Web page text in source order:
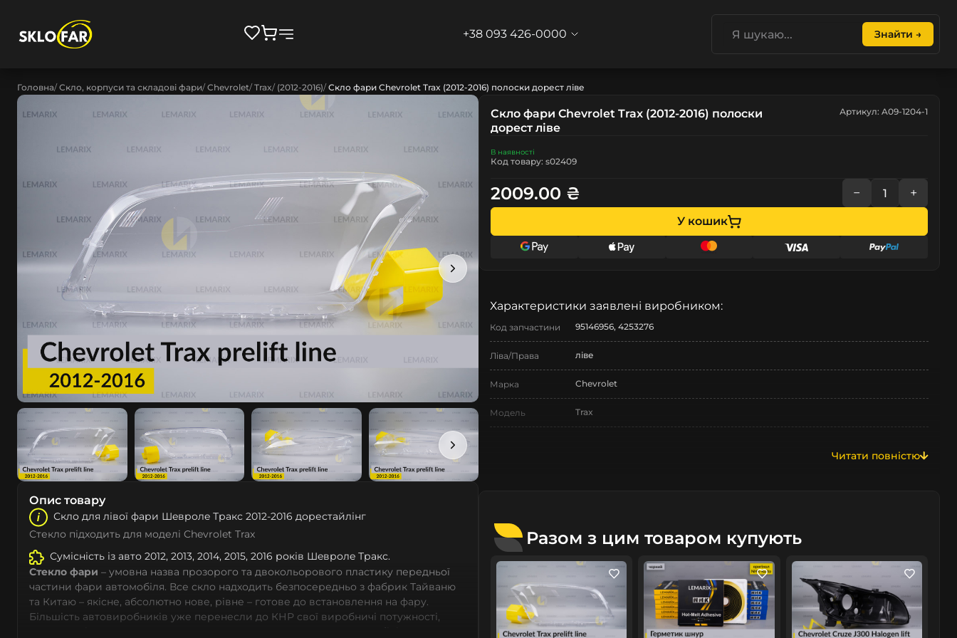
+38 093 426-0000 Знайти →
Головна Скло, корпуси та складові фари Chevrolet Trax (2012-2016) Скло фари Chevrolet Trax (2012-2016) полоски дорест ліве
Опис товару
Скло для лівої фари Шeвролe Тракс 2012-2016 дорестайлінг
Стекло підходить для моделі Chevrolet Trax
Сумісність із авто 2012, 2013, 2014, 2015, 2016 років Шeвролe Тракс.
Стекло фари – умовна назва прозорого та двокольорового пластику передньої
частини фари автомобіля. Все скло надходить безпосередньо з фабрик Тайваню
та Китаю – якісне, абсолютно нове, рівне – готове до встановлення на фару.
Більшість автовиробників уже перенесли до КНР свої виробничі потужності,
тому не слід дивуватися, що до 90% запчастин до сучасних автомобілів мають
Скло фари Chevrolet Trax (2012-2016) полоски
дорест ліве
Артикул: A09-1204-1
В наявності
Код товару: s02409
2009.00 ₴ − +
У кошик
Характеристики заявлені виробником:
Код запчастини 95146956, 4253276
Ліва/Права ліве
Марка Chevrolet
Модель Trax
Рік випуску
Рестайлінг/
Дорестайлінг
Нове
Тип запчастини Аналог
Читати повністю
Разом з цим товаром купують